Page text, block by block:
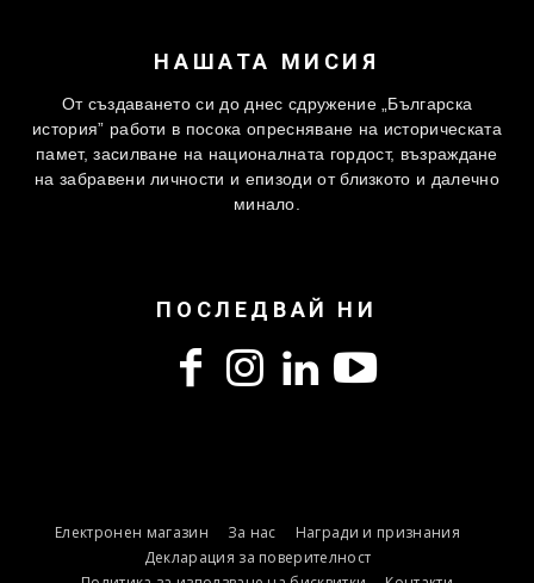
НАШАТА МИСИЯ
От създаването си до днес сдружение „Българска
история” работи в посока опресняване на историческата
памет, засилване на националната гордост, възраждане
на забравени личности и епизоди от близкото и далечно
минало.
ПОСЛЕДВАЙ НИ
Електронен магазин За нас
Награди и признания
Декларация за поверителност